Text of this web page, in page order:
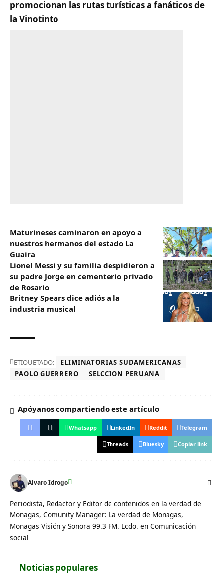
promocionan las rutas turísticas a fanáticos de
la Vinotinto
Maturineses caminaron en apoyo a
nuestros hermanos del estado La
Guaira
Lionel Messi y su familia despidieron a
su padre Jorge en cementerio privado
de Rosario
Britney Spears dice adiós a la
industria musical
ETIQUETADO:
ELIMINATORIAS SUDAMERICANAS
PAOLO GUERRERO
SELCCION PERUANA
Apóyanos compartiendo este artículo
Whatsapp LinkedIn Reddit Telegram
Threads Bluesky Copiar link
Alvaro Idrogo
Periodista, Redactor y Editor de contenidos en la verdad de
Monagas, Comunity Manager: La verdad de Monagas,
Monagas Visión y Sonora 99.3 FM. Lcdo. en Comunicación
social
Noticias populares